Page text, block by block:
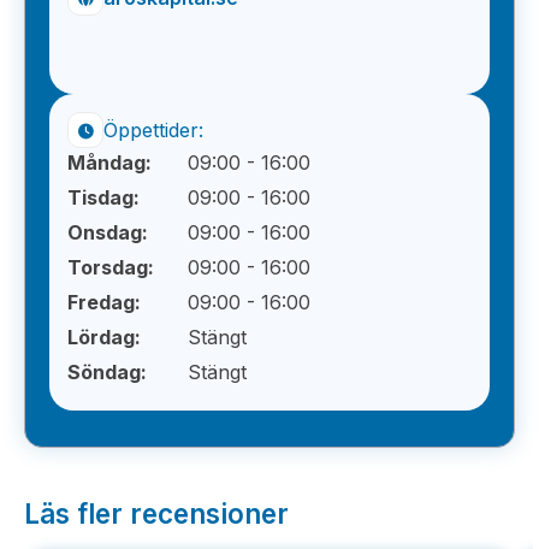
Öppettider:
Måndag:
09:00 - 16:00
Tisdag:
09:00 - 16:00
Onsdag:
09:00 - 16:00
Torsdag:
09:00 - 16:00
Fredag:
09:00 - 16:00
Lördag:
Stängt
Söndag:
Stängt
Läs fler recensioner